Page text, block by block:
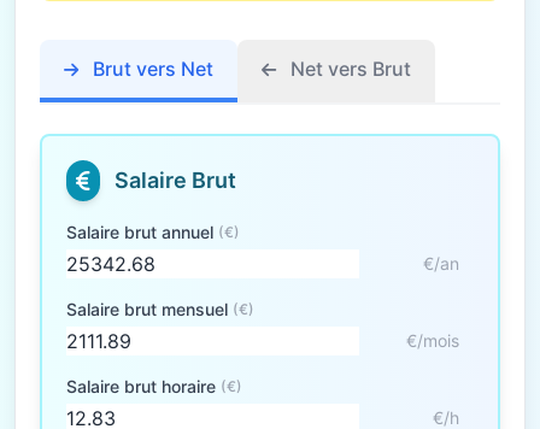
Brut vers Net Net vers Brut
Salaire Brut
Salaire brut annuel (€)
€/an
Salaire brut mensuel (€)
€/mois
Salaire brut horaire (€)
€/h